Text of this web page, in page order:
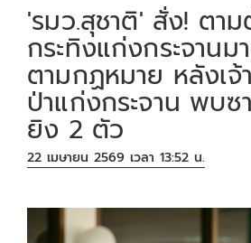
'รมว.สุชาติ' สั่ง! ตา
กระทิงแก่งกระจานม
ตามกฏหมาย หลังเ
ป่าแก่งกระจาน พบซ
ยิง 2 ตัว
22 เมษายน 2569 เวลา 13:52 น.